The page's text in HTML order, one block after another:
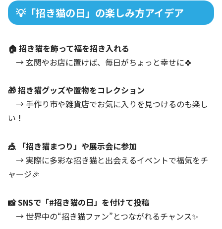
💡「招き猫の日」の楽しみ方アイデア
🏠 招き猫を飾って福を招き入れる
→ 玄関やお店に置けば、毎日がちょっと幸せに🍀
🎁 招き猫グッズや置物をコレクション
→ 手作り市や雑貨店でお気に入りを見つけるのも楽し
い！
🎪 「招き猫まつり」や展示会に参加
→ 実際に多彩な招き猫と出会えるイベントで福気をチ
ャージ🎉
📸 SNSで「#招き猫の日」を付けて投稿
→ 世界中の“招き猫ファン”とつながれるチャンス✨